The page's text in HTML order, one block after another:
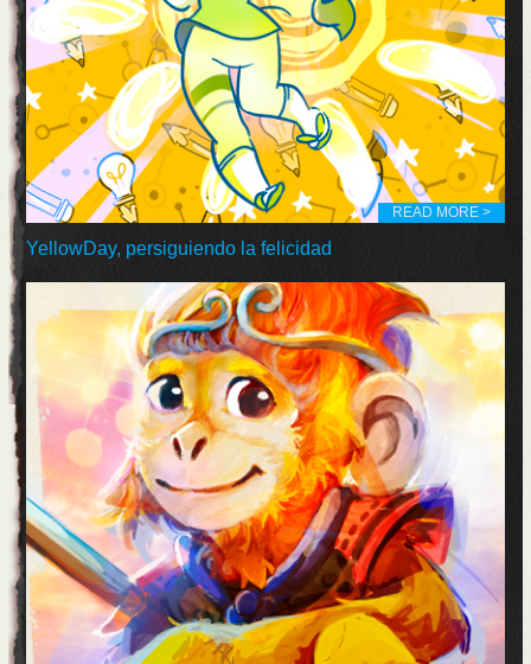
READ MORE >
YellowDay, persiguiendo la felicidad